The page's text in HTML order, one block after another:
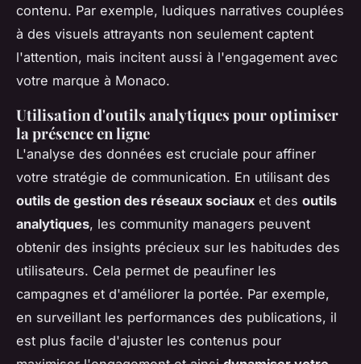
contenu. Par exemple, ludiques narratives couplées
à des visuels attrayants non seulement captent
l'attention, mais incitent aussi à l'engagement avec
votre marque à Monaco.
Utilisation d'outils analytiques pour optimiser
la présence en ligne
L'analyse des données est cruciale pour affiner
votre stratégie de communication. En utilisant des
outils de gestion des réseaux sociaux et des outils
analytiques, les community managers peuvent
obtenir des insights précieux sur les habitudes des
utilisateurs. Cela permet de peaufiner les
campagnes et d'améliorer la portée. Par exemple,
en surveillant les performances des publications, il
est plus facile d'ajuster les contenus pour